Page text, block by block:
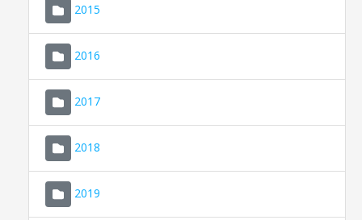
2015
2016
2017
2018
2019